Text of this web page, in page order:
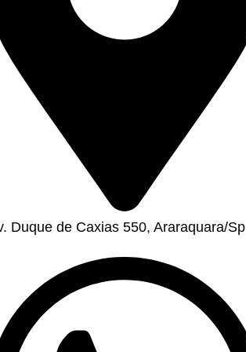
Duque de Caxias 550, Araraquara/Sp